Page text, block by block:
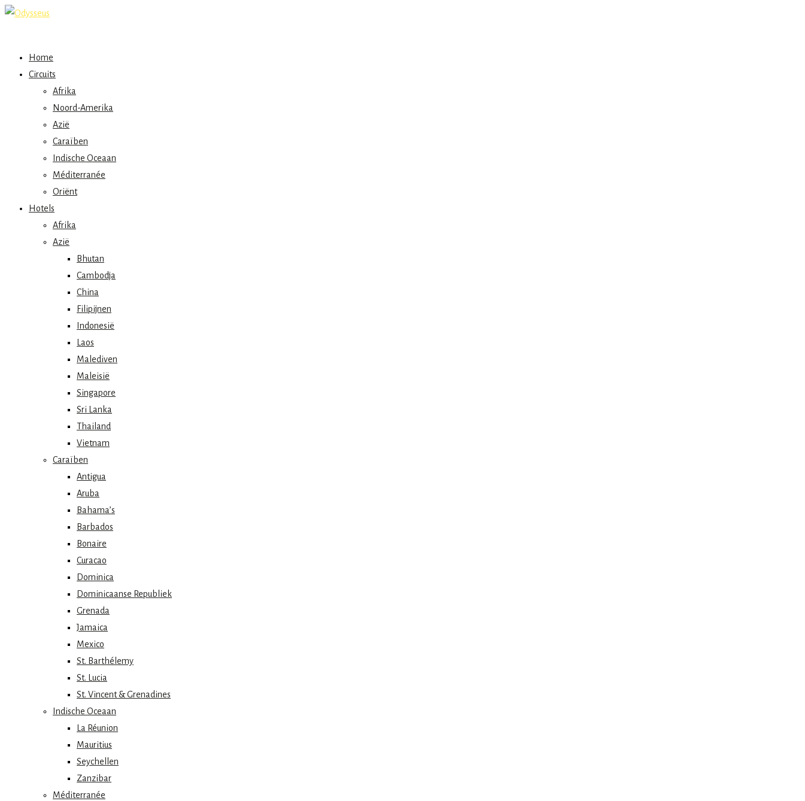
Home
Circuits
Afrika
Noord-Amerika
Azië
Caraïben
Indische Oceaan
Méditerranée
Oriënt
Hotels
Afrika
Azië
Bhutan
Cambodja
China
Filipijnen
Indonesië
Laos
Malediven
Maleisië
Singapore
Sri Lanka
Thailand
Vietnam
Caraïben
Antigua
Aruba
Bahama’s
Barbados
Bonaire
Curacao
Dominica
Dominicaanse Republiek
Grenada
Jamaica
Mexico
St. Barthélemy
St. Lucia
St. Vincent & Grenadines
Indische Oceaan
La Réunion
Mauritius
Seychellen
Zanzibar
Méditerranée